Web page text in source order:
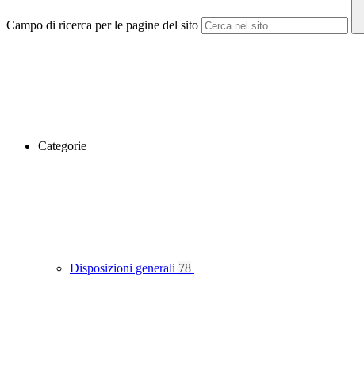
Campo di ricerca per le pagine del sito
Categorie
Disposizioni generali 78